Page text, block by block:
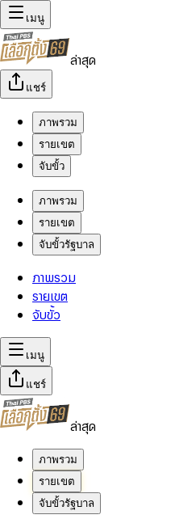
เมนู
ล่าสุด
แชร์
ภาพรวม
รายเขต
จับขั้ว
ภาพรวม
รายเขต
จับขั้วรัฐบาล
ภาพรวม
รายเขต
จับขั้ว
เมนู
แชร์
ล่าสุด
ภาพรวม
รายเขต
จับขั้วรัฐบาล